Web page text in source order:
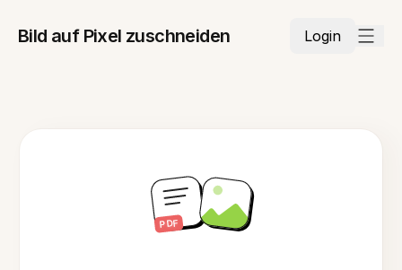
Bild auf Pixel zuschneiden Login